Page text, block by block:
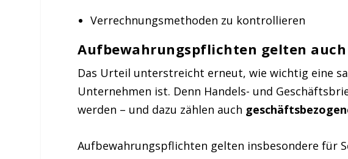
Verrechnungsmethoden zu kontrollieren
Aufbewahrungspflichten gelten
Das Urteil unterstreicht erneut, wie wichtig eine
Unternehmen ist. Denn Handels- und
werden – und dazu zählen auch
Aufbewahrungspflichten gelten insbesondere für